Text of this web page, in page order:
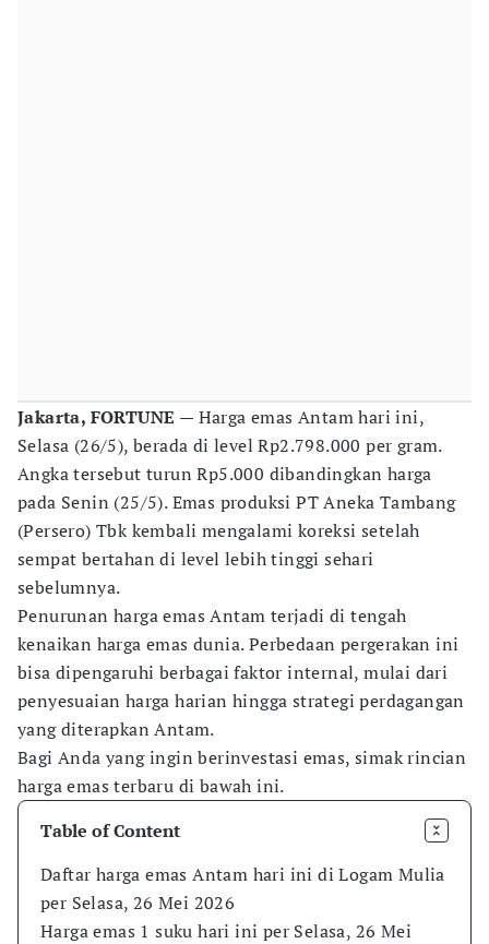
Jakarta, FORTUNE — Harga emas Antam hari ini,
Selasa (26/5), berada di level Rp2.798.000 per gram.
Angka tersebut turun Rp5.000 dibandingkan harga
pada Senin (25/5). Emas produksi PT Aneka Tambang
(Persero) Tbk kembali mengalami koreksi setelah
sempat bertahan di level lebih tinggi sehari
sebelumnya.
Penurunan harga emas Antam terjadi di tengah
kenaikan harga emas dunia. Perbedaan pergerakan ini
bisa dipengaruhi berbagai faktor internal, mulai dari
penyesuaian harga harian hingga strategi perdagangan
yang diterapkan Antam.
Bagi Anda yang ingin berinvestasi emas, simak rincian
harga emas terbaru di bawah ini.
Table of Content
Daftar harga emas Antam hari ini di Logam Mulia
per Selasa, 26 Mei 2026
Harga emas 1 suku hari ini per Selasa, 26 Mei